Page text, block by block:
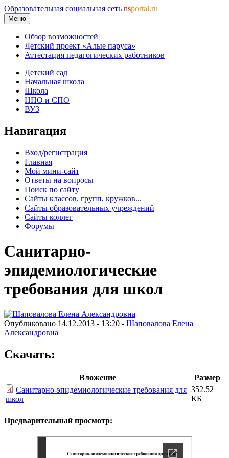
Образовательная социальная сеть nsportal.ru
Меню
Обзор возможностей
Детский проект «Алые паруса»
Аттестация педагогических работников
Детский сад
Начальная школа
Школа
НПО и СПО
ВУЗ
Навигация
Вход/регистрация
Главная
Мой мини-сайт
Ответы на вопросы
Поиск по сайту
Сайты классов, групп, кружков...
Сайты образовательных учреждений
Сайты коллег
Форумы
Санитарно-
эпидемиологические
требования для школ
Опубликовано 14.12.2013 - 13:20 - Шаповалова Елена
Александровна
Скачать:
Вложение
Размер
Санитарно-эпидемиологические требования для
школ
352.52
КБ
Предварительный просмотр: